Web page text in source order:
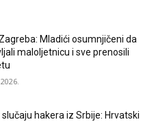
Mladići osumnjičeni da
maloljetnicu i sve prenosili
slučaju hakera iz Srbije: Hrvatski